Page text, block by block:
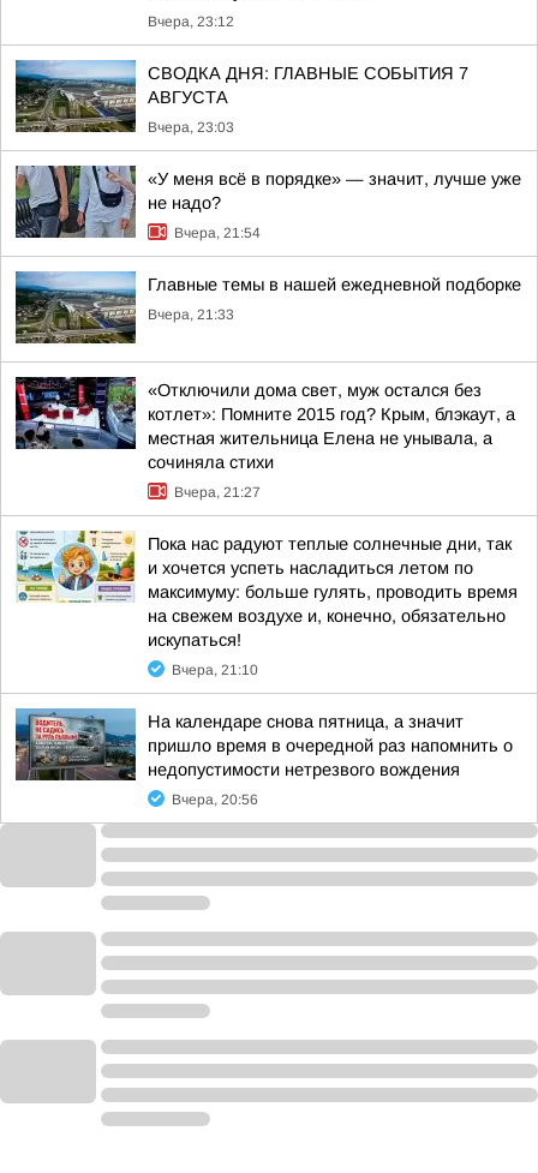
Вчера, 23:12
СВОДКА ДНЯ: ГЛАВНЫЕ СОБЫТИЯ 7
АВГУСТА
Вчера, 23:03
«У меня всё в порядке» — значит, лучше уже
не надо?
Вчера, 21:54
Главные темы в нашей ежедневной подборке
Вчера, 21:33
«Отключили дома свет, муж остался без
котлет»: Помните 2015 год? Крым, блэкаут, а
местная жительница Елена не унывала, а
сочиняла стихи
Вчера, 21:27
Пока нас радуют теплые солнечные дни, так
и хочется успеть насладиться летом по
максимуму: больше гулять, проводить время
на свежем воздухе и, конечно, обязательно
искупаться!
Вчера, 21:10
На календаре снова пятница, а значит
пришло время в очередной раз напомнить о
недопустимости нетрезвого вождения
Вчера, 20:56